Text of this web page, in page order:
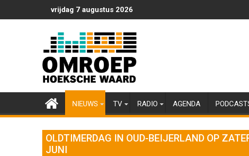
naar
vrijdag 7 augustus 2026
NIEUWS TV RADIO AGENDA
OLDTIMERDAG IN OUD-BEIJERLAND OP
JUNI